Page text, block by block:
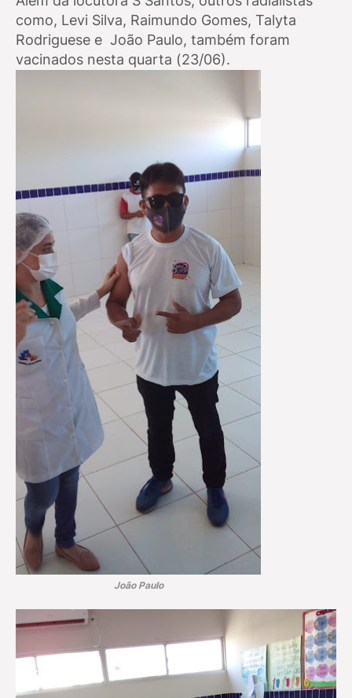
como, Levi Silva, Raimundo Gomes, Talyta
Rodriguese e João Paulo, também foram
vacinados nesta quarta (23/06).
João Paulo